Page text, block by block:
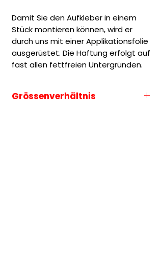
Damit Sie den Aufkleber in einem
Stück montieren können, wird er
durch uns mit einer Applikationsfolie
ausgerüstet. Die Haftung erfolgt auf
fast allen fettfreien Untergründen.
Grössenverhältnis